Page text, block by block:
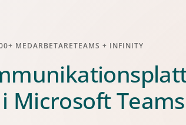
MEDARBETARETEAMS + INFINITY
Microsoft Teams